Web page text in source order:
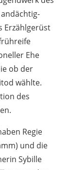
Erzählgerüst
Ehe
ob der
wählte.
des
Regie
und die
Sybille